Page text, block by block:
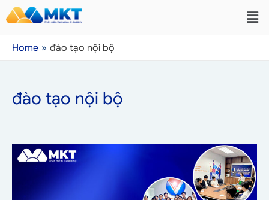
Home đào tạo nội bộ
đào tạo nội bộ